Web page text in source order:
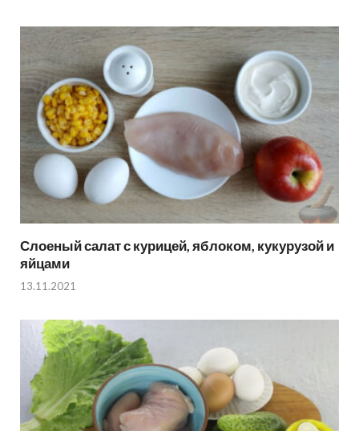
Слоеный салат с курицей, яблоком, кукурузой и
яйцами
13.11.2021